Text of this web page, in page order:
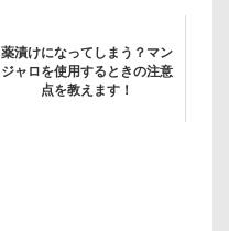
薬漬けになってしまう？マン
ジャロを使用するときの注意
点を教えます！